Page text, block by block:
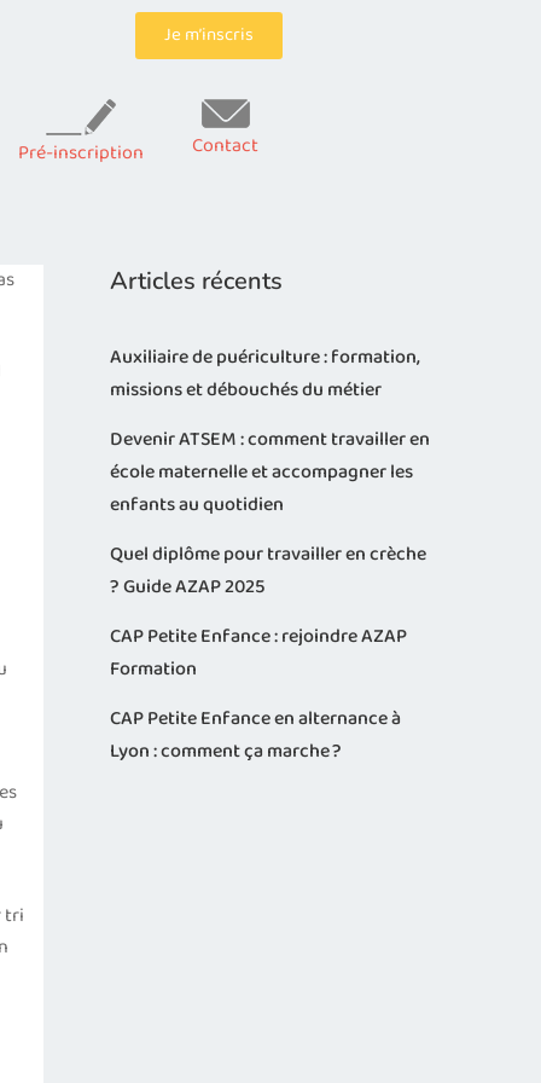
Je m’inscris
Pré-inscription Contact
tri
Articles récents
Auxiliaire de puériculture : formation,
missions et débouchés du métier
Devenir ATSEM : comment travailler en
école maternelle et accompagner les
enfants au quotidien
Quel diplôme pour travailler en crèche
? Guide AZAP 2025
CAP Petite Enfance : rejoindre AZAP
Formation
CAP Petite Enfance en alternance à
Lyon : comment ça marche ?